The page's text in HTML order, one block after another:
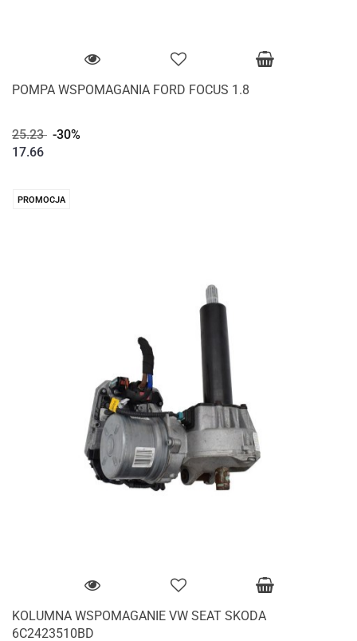
POMPA WSPOMAGANIA FORD FOCUS 1.8
25.23 -30%
17.66
PROMOCJA
KOLUMNA WSPOMAGANIE VW SEAT SKODA
6C2423510BD